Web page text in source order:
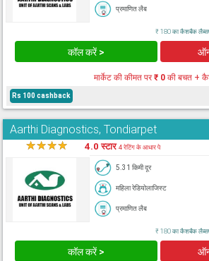
प्रमाणित लैब
₹ 180 का कैशबैक
कॉल करें >
मार्केट की कीमत पर₹ 0की बचत +
Rs 100 cashback
Aarthi Diagnostics, Tondiarpet
★★★★ 4.0 स्टार4 रेटिंग के आधार पे
5.31 किमी दूर
महिला रेडियोलाजिस्ट
प्रमाणित लैब
₹ 180 का कैशबैक
कॉल करें >